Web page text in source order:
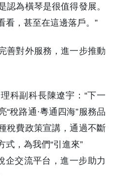
認為橫琴是很值得發展。
看，甚至在這邊落戶。”
善對外服務，進一步推動
科副科長陳遼宇：“下一
稅路通·粵通四海”服務品
稅費政策宣講，通過不斷
式，為我們“引進來”
企交流平台，進一步助力